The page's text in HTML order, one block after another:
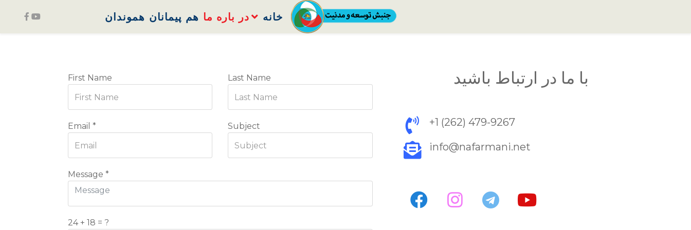
هموندان هم پیمانان در باره ما خانه
First Name Last Name
Email * Subject
Message *
24 + 18 = ?
با ما در ارتباط باشید
+1 (262) 479-9267
info@nafarmani.net
facebook
instagram
Telegram
Youtube